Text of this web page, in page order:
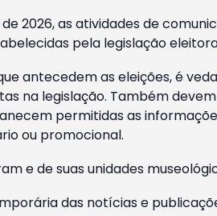
2026, as atividades de
pela legislação
antecedem as eleições, é
na legislação. Também
permitidas as
ou promocional.
e de suas unidades
das notícias e